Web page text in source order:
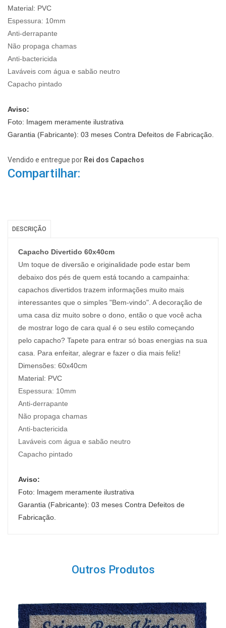
Material: PVC
Espessura: 10mm
Anti-derrapante
Não propaga chamas
Anti-bactericida
Laváveis com água e sabão neutro
Capacho pintado
Aviso:
Foto: Imagem meramente ilustrativa
Garantia (Fabricante): 03 meses Contra Defeitos de Fabricação.
Vendido e entregue por Rei dos Capachos
Compartilhar:
DESCRIÇÃO
Capacho Divertido 60x40cm
Um toque de diversão e originalidade pode estar bem
debaixo dos pés de quem está tocando a campainha:
capachos divertidos trazem informações muito mais
interessantes que o simples "Bem-vindo". A decoração de
uma casa diz muito sobre o dono, então o que você acha
de mostrar logo de cara qual é o seu estilo começando
pelo capacho? Tapete para entrar só boas energias na sua
casa. Para enfeitar, alegrar e fazer o dia mais feliz!
Dimensões: 60x40cm
Material: PVC
Espessura: 10mm
Anti-derrapante
Não propaga chamas
Anti-bactericida
Laváveis com água e sabão neutro
Capacho pintado
Aviso:
Foto: Imagem meramente ilustrativa
Garantia (Fabricante): 03 meses Contra Defeitos de
Fabricação.
Outros Produtos